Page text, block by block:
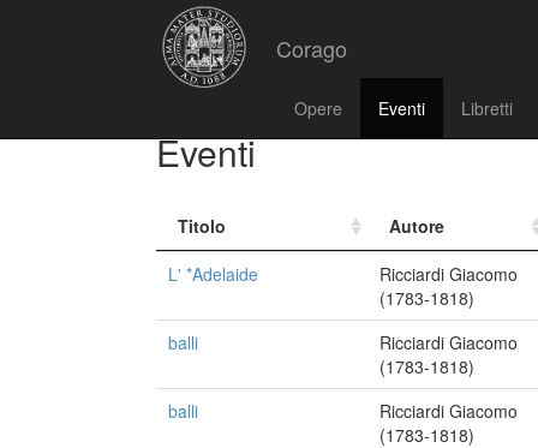
Corago
Opere Eventi Libretti
Eventi
Titolo
Autore
L' *Adelaide
Ricciardi Giacomo
(1783-1818)
balli
Ricciardi Giacomo
(1783-1818)
balli
Ricciardi Giacomo
(1783-1818)